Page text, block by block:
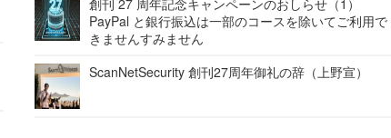
PayPal と銀行振込は一部のコースを除いてご利用で
きませんすみません
ScanNetSecurity 創刊27周年御礼の辞（上野宣）